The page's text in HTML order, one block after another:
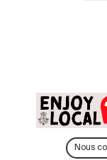
Nous